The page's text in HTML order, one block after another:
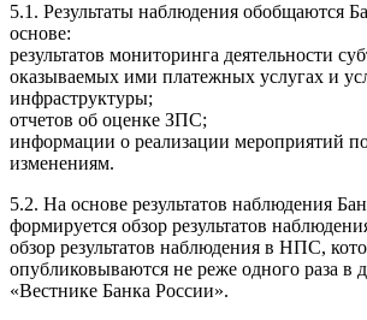
5.1. Результаты наблюдения обобщаются
основе:
результатов мониторинга деятельности
оказываемых ими платежных услугах и
инфраструктуры;
отчетов об оценке ЗПС;
информации о реализации мероприятий
изменениям.
5.2. На основе результатов наблюдения
формируется обзор результатов
обзор результатов наблюдения в НПС,
опубликовываются не реже одного раза в
«Вестнике Банка России».